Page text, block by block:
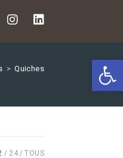
> Quiches
24 TOUS